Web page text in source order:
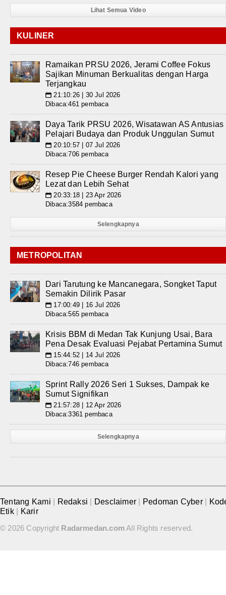
Lihat Semua Video
KULINER
Ramaikan PRSU 2026, Jerami Coffee Fokus
Sajikan Minuman Berkualitas dengan Harga
Terjangkau
📅 21:10:26 | 30 Jul 2026
Dibaca:461 pembaca
Daya Tarik PRSU 2026, Wisatawan AS Antusias
Pelajari Budaya dan Produk Unggulan Sumut
📅 20:10:57 | 07 Jul 2026
Dibaca:706 pembaca
Resep Pie Cheese Burger Rendah Kalori yang
Lezat dan Lebih Sehat
📅 20:33:18 | 23 Apr 2026
Dibaca:3584 pembaca
Selengkapnya
METROPOLITAN
Dari Tarutung ke Mancanegara, Songket Taput
Semakin Dilirik Pasar
📅 17:00:49 | 16 Jul 2026
Dibaca:565 pembaca
Krisis BBM di Medan Tak Kunjung Usai, Bara
Pena Desak Evaluasi Pejabat Pertamina Sumut
📅 15:44:52 | 14 Jul 2026
Dibaca:746 pembaca
Sprint Rally 2026 Seri 1 Sukses, Dampak ke
Sumut Signifikan
📅 21:57:28 | 12 Apr 2026
Dibaca:3361 pembaca
Selengkapnya
Tentang Kami Redaksi Desclaimer Pedoman Cyber
Etik
Karir
© 2026 Copyright Radarmedan.comAll Rights reserved.